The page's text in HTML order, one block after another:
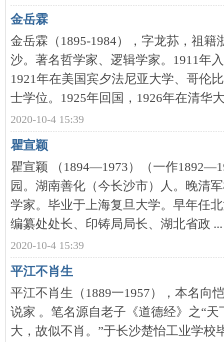
金岳霖
金岳霖（1895-1984），字龙荪，祖籍
沙。著名哲学家、逻辑学家。1911年
1921年在美国宾夕法尼亚大学、哥伦
士学位。1925年回国，1926年在清华
2020-10-4 15:39
瞿宣颖
瞿宣颖 （1894—1973）（一作
园。湖南善化（今长沙市）人。晚清
学家。毕业于上海复旦大学。早年任
编纂处处长、印铸局局长、湖北省政 ...
2020-10-4 15:39
平江不肖生
平江不肖生（1889一1957），本名向
说家 。笔名源自老子《道德经》之“
大，故似不肖。”于长沙楚怡工业学校